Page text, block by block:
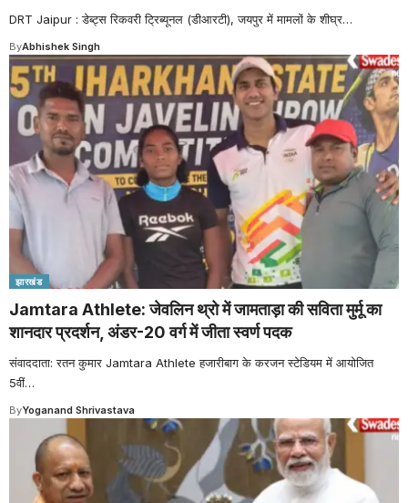
DRT Jaipur : डेब्ट्स रिकवरी ट्रिब्यूनल (डीआरटी), जयपुर में मामलों के शीघ्र…
ByAbhishek Singh
झारखंड
Jamtara Athlete: जेवलिन थ्रो में जामताड़ा की सविता मुर्मू का
शानदार प्रदर्शन, अंडर-20 वर्ग में जीता स्वर्ण पदक
संवाददाता: रतन कुमार Jamtara Athlete हजारीबाग के करजन स्टेडियम में आयोजित
5वीं…
ByYoganand Shrivastava